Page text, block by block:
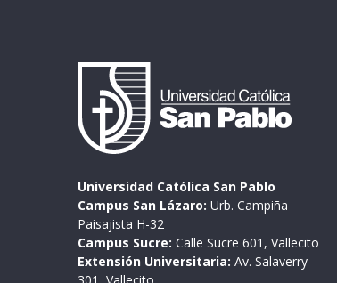
Universidad Católica San Pablo
Campus San Lázaro: Urb. Campiña
Paisajista H-32
Campus Sucre: Calle Sucre 601, Vallecito
Extensión Universitaria: Av. Salaverry